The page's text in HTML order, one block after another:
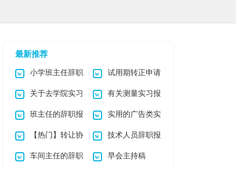
最新推荐
小学班主任辞职
报告汇编10篇
试用期转正申请
(15篇)
关于去学院实习
报告集合八篇
有关测量实习报
告锦集8篇
班主任的辞职报
告范文五篇
实用的广告类实
习报告3篇
【热门】转让协
议书模板集锦6篇
技术人员辞职报
告15篇
车间主任的辞职 早会主持稿